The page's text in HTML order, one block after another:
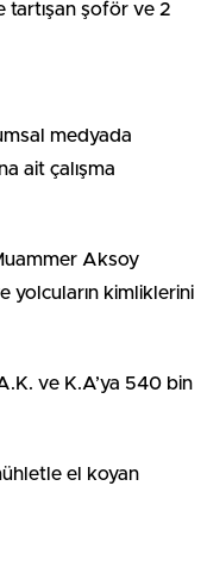
tartışan şoför ve 2
medyada
ait çalışma
Aksoy
yolcuların kimliklerini
ve K.A’ya 540 bin
el koyan